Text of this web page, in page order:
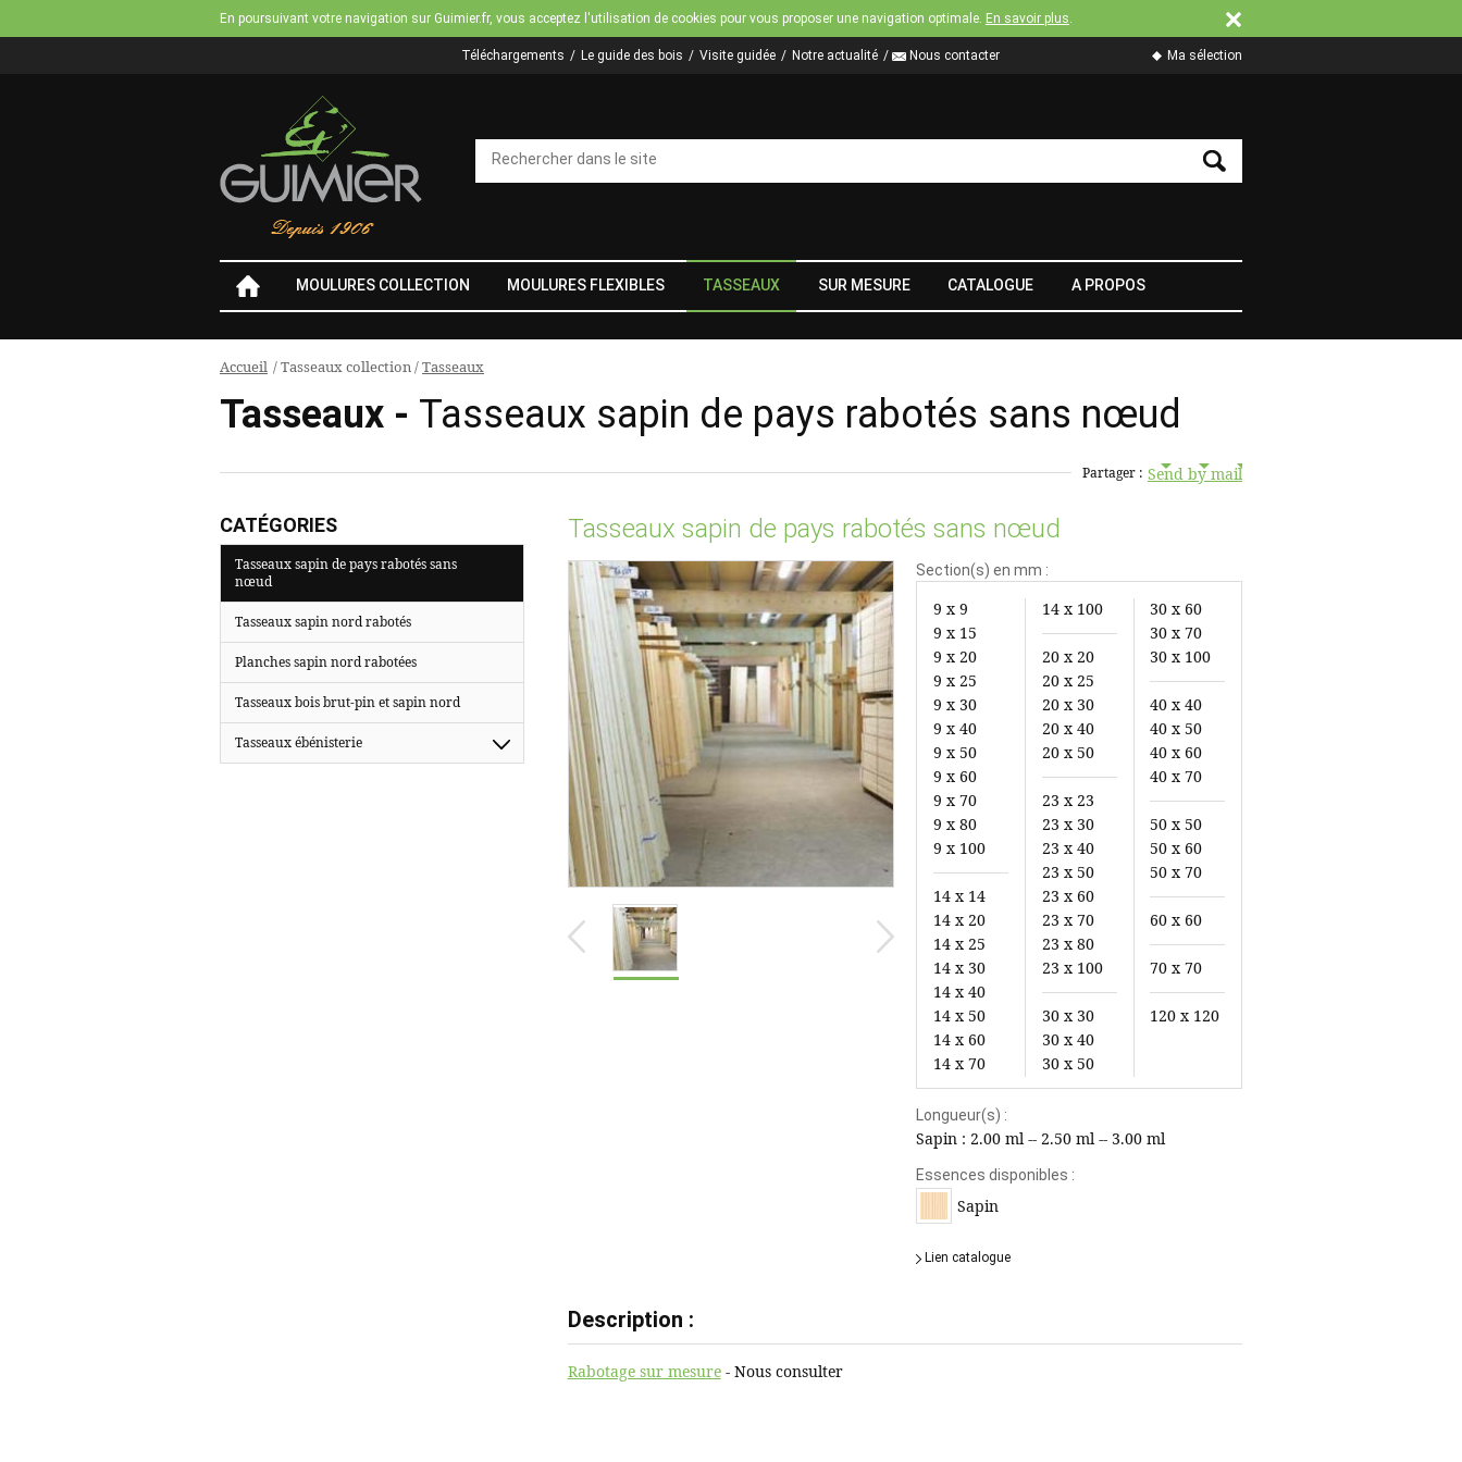
Jump to navigation
En poursuivant votre navigation sur Guimier.fr, vous acceptez l'utilisation de cookies pour vous proposer une navigation optimale. En savoir plus.
Téléchargements Le guide des bois Visite guidée Notre actualité Nous contacter Ma sélection
MOULURES COLLECTION MOULURES FLEXIBLES TASSEAUX SUR MESURE CATALOGUE A PROPOS
Vous
êtes
ici
Accueil /Tasseaux collection/Tasseaux
Tasseaux - Tasseaux sapin de pays rabotés sans nœud
Partager : Send by mail
CATÉGORIES
Tasseaux sapin de pays rabotés sans
nœud
Tasseaux sapin nord rabotés
Planches sapin nord rabotées
Tasseaux bois brut-pin et sapin nord
Tasseaux ébénisterie
Tasseaux sapin de pays rabotés sans nœud
Section(s) en mm :
9 x 9 14 x 100
30 x 60
9 x 15
30 x 70
9 x 20
20 x 20
30 x 100
9 x 25
20 x 25
9 x 30
20 x 30
40 x 40
9 x 40
20 x 40
40 x 50
9 x 50
20 x 50
40 x 60
9 x 60
40 x 70
9 x 70
23 x 23
9 x 80
23 x 30
50 x 50
9 x 100
23 x 40
50 x 60
23 x 50
50 x 70
14 x 14
23 x 60
14 x 20
23 x 70
60 x 60
14 x 25
23 x 80
14 x 30
23 x 100
70 x 70
14 x 40
14 x 50
30 x 30
120 x 120
14 x 60
30 x 40
14 x 70
30 x 50
Longueur(s) :
Sapin : 2.00 ml -- 2.50 ml -- 3.00 ml
Essences disponibles :
Sapin
Lien catalogue
Description :
Rabotage sur mesure- Nous consulter